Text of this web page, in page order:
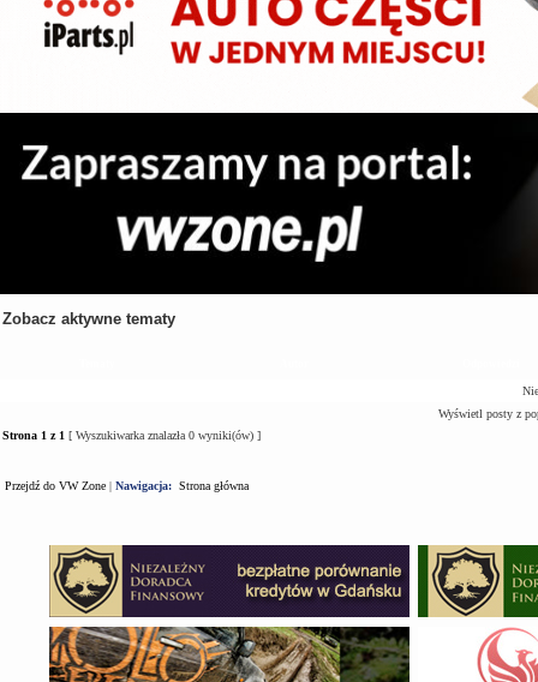
Zobacz aktywne tematy
Wyświetl posty z
Strona 1 z 1 [ Wyszukiwarka znalazła 0 wyniki(ów) ]
Przejdź do VW Zone | Nawigacja: Strona główna